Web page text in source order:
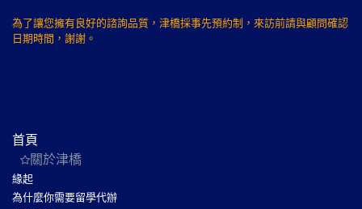
為了讓您擁有良好的諮詢品質，津橋採事先預約制，來訪前請與顧問確認
日期時間，謝謝。
首頁
關於津橋
緣起
為什麼你需要留學代辦